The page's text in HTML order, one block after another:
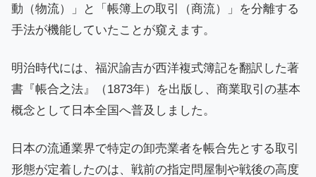
動（物流）」と「帳簿上の取引（商流）」を分離する
手法が機能していたことが窺えます。
明治時代には、福沢諭吉が西洋複式簿記を翻訳した著
書『帳合之法』（1873年）を出版し、商業取引の基本
概念として日本全国へ普及しました。
日本の流通業界で特定の卸売業者を帳合先とする取引
形態が定着したのは、戦前の指定問屋制や戦後の高度